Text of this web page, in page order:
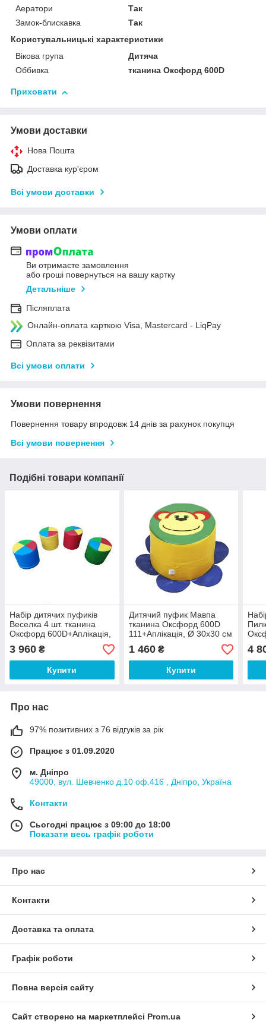
Аератори
Так
Замок-блискавка
Так
Користувальницькі характеристики
Вікова група
Дитяча
Оббивка
тканина Оксфорд 600D
Приховати
Умови доставки
Нова Пошта
Доставка кур'єром
Всі умови доставки
Умови оплати
Ви отримаєте замовлення
або гроші повернуться на вашу картку
Детальніше
Післяплата
Онлайн-оплата карткою Visa, Mastercard - LiqPay
Оплата за реквізитами
Всі умови оплати
Умови повернення
Повернення товару впродовж 14 днів за рахунок покупця
Всі умови повернення
Подібні товари компанії
Набір дитячих пуфиків
Веселка 4 шт. тканина
Оксфорд 600D+Аплікація,
Ø 30х20 см (Тia-sport ТМ)
3 960 ₴
Купити
Дитячий пуфик Мавпа
тканина Оксфорд 600D
111+Аплікація, Ø 30х30 см
(Тia-sport ТМ)
1 460₴
Купити
4
Про нас
97% позитивних з 76 відгуків за рік
Працює з 01.09.2020
м. Дніпро
49000, вул. Шевченко д.10 оф.416 , Дніпро, Україна
Контакти
Сьогодні працює з 09:00 до 18:00
Показати весь графік роботи
Про нас
Контакти
Доставка та оплата
Графік роботи
Повна версія сайту
Сайт створено на маркетплейсі Prom.ua